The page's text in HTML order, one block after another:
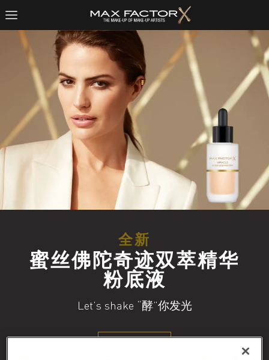
全新
蜜丝佛陀奇迹双萃精华
粉底液
Let’s shake “酵”你发光
发现更多